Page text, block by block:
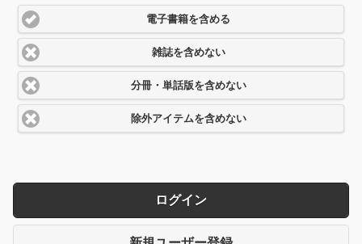
電子書籍を含める
雑誌を含めない
分冊・単話版を含めない
除外アイテムを含めない
ログイン